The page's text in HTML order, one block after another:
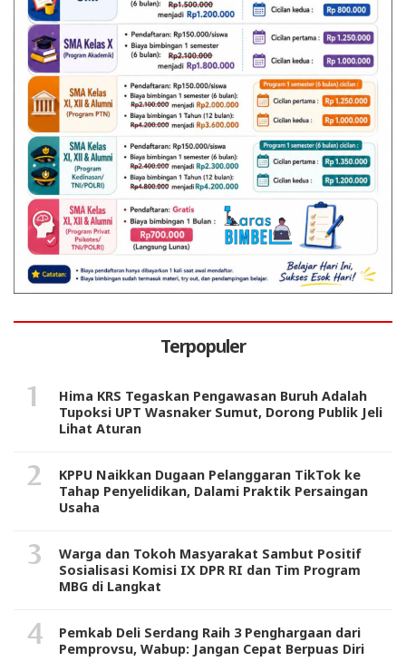
Terpopuler
Hima KRS Tegaskan Pengawasan Buruh Adalah
Tupoksi UPT Wasnaker Sumut, Dorong Publik Jeli
Lihat Aturan
KPPU Naikkan Dugaan Pelanggaran TikTok ke
Tahap Penyelidikan, Dalami Praktik Persaingan
Usaha
Warga dan Tokoh Masyarakat Sambut Positif
Sosialisasi Komisi IX DPR RI dan Tim Program
MBG di Langkat
Pemkab Deli Serdang Raih 3 Penghargaan dari
Pemprovsu, Wabup: Jangan Cepat Berpuas Diri